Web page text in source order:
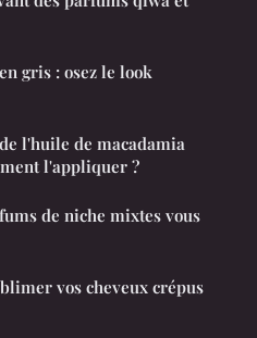
gris : osez le look
l'huile de macadamia
l'appliquer ?
de niche mixtes vous
vos cheveux crépus